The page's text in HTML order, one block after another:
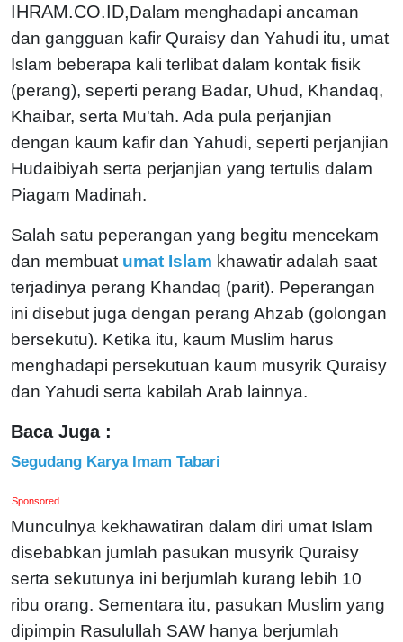
IHRAM.CO.ID,Dalam menghadapi ancaman
dan gangguan kafir Quraisy dan Yahudi itu, umat
Islam beberapa kali terlibat dalam kontak fisik
(perang), seperti perang Badar, Uhud, Khandaq,
Khaibar, serta Mu'tah. Ada pula perjanjian
dengan kaum kafir dan Yahudi, seperti perjanjian
Hudaibiyah serta perjanjian yang tertulis dalam
Piagam Madinah.
Salah satu peperangan yang begitu mencekam
dan membuat umat Islam khawatir adalah saat
terjadinya perang Khandaq (parit). Peperangan
ini disebut juga dengan perang Ahzab (golongan
bersekutu). Ketika itu, kaum Muslim harus
menghadapi persekutuan kaum musyrik Quraisy
dan Yahudi serta kabilah Arab lainnya.
Baca Juga :
Segudang Karya Imam Tabari
Sponsored
Munculnya kekhawatiran dalam diri umat Islam
disebabkan jumlah pasukan musyrik Quraisy
serta sekutunya ini berjumlah kurang lebih 10
ribu orang. Sementara itu, pasukan Muslim yang
dipimpin Rasulullah SAW hanya berjumlah